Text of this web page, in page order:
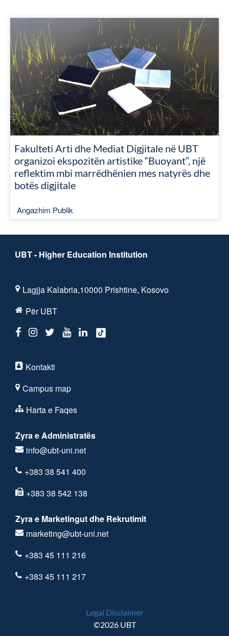
Fakulteti Arti dhe Mediat Digjitale në UBT
organizoi ekspozitën artistike “Buoyant”, një
reflektim mbi marrëdhënien mes natyrës dhe
botës digjitale
Angazhim Publik
UBT - Higher Education Institution
Lagjja Kalabria,10000 Prishtine, Kosovo
Për UBT
Kontakti
Campus map
Harta e Faqes
Zyra e Administratës
info@ubt-uni.net
+383 38 541 400
+383 38 542 138
Zyra e Marketingut dhe Rekrutimit
marketing@ubt-uni.net
+383 45 111 216
+383 45 111 217
Legal Disclaimer
©2026 UBT